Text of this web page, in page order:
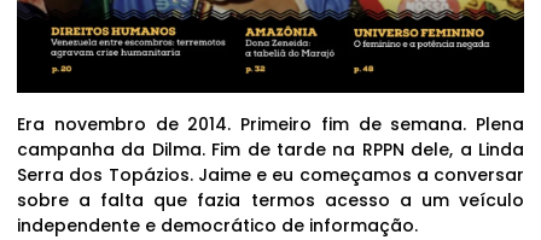
Era novembro de 2014. Primeiro fim de semana. Plena
campanha da Dilma. Fim de tarde na RPPN dele, a Linda
Serra dos Topázios. Jaime e eu começamos a conversar
sobre a falta que fazia termos acesso a um veículo
independente e democrático de informação.